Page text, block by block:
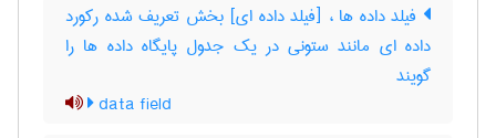
فیلد داده ها ، [فیلد داده ای] بخش تعریف شده رکورد
داده ای مانند ستونی در یک جدول پایگاه داده ها را
گویند
data field